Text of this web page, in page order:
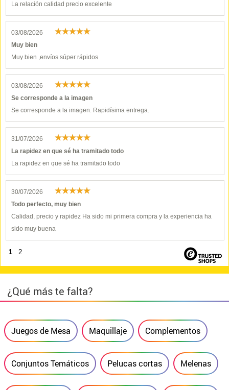
La relación calidad precio excelente
03/08/2026
Muy bien
Muy bien ,envíos súper rápidos
03/08/2026
Se corresponde a la imagen
Se corresponde a la imagen. Rapidísima entrega.
31/07/2026
La rapidez en que sé ha tramitado todo
La rapidez en que sé ha tramitado todo
30/07/2026
Todo perfecto, muy bien
Calidad, precio y rapidez Ha sido mi primera compra y la experiencia ha
sido muy buena
1 2
¿Qué más te falta?
Juegos de Mesa Maquillaje Complementos
Conjuntos Temáticos Pelucas cortas Melenas